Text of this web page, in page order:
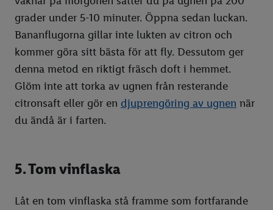
grader under 5-10 minuter. Öppna sedan luckan.
Bananflugorna gillar inte lukten av citron och
kommer göra sitt bästa för att fly. Dessutom ger
denna metod en riktigt fräsch doft i hemmet.
Glöm inte att torka av ugnen från resterande
citronsaft eller gör en djuprengöring av ugnen när
du ändå är i farten.
5. Tom vinflaska
Låt en tom vinflaska stå framme som fortfarande